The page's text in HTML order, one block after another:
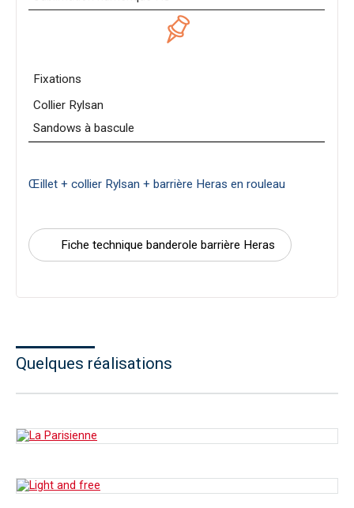
Fixations
Collier Rylsan
Sandows à bascule
Œillet + collier Rylsan + barrière Heras en rouleau
Fiche technique banderole barrière Heras
Quelques réalisations